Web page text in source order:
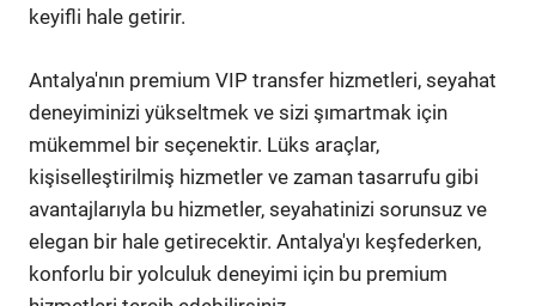
keyifli hale getirir.
Antalya'nın premium VIP transfer hizmetleri, seyahat
deneyiminizi yükseltmek ve sizi şımartmak için
mükemmel bir seçenektir. Lüks araçlar,
kişiselleştirilmiş hizmetler ve zaman tasarrufu gibi
avantajlarıyla bu hizmetler, seyahatinizi sorunsuz ve
elegan bir hale getirecektir. Antalya'yı keşfederken,
konforlu bir yolculuk deneyimi için bu premium